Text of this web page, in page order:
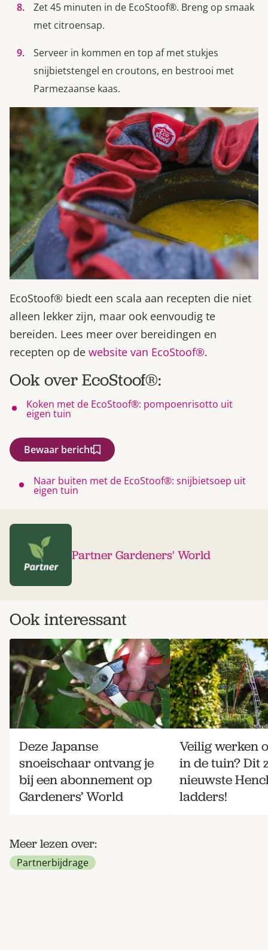
Zet 45 minuten in de EcoStoof®. Breng op smaak
met citroensap.
Serveer in kommen en top af met stukjes
snijbietstengel en croutons, en bestrooi met
Parmezaanse kaas.
EcoStoof® biedt een scala aan recepten die niet
alleen lekker zijn, maar ook eenvoudig te
bereiden. Lees meer over bereidingen en
recepten op de website van EcoStoof®.
Ook over EcoStoof®:
Koken met de EcoStoof®: pompoenrisotto uit
eigen tuin
Bewaar bericht
Naar buiten met de EcoStoof®: snijbietsoep uit
eigen tuin
Partner Gardeners' World
Ook interessant
Deze Japanse
snoeischaar ontvang je
bij een abonnement op
Gardeners’ World
Veilig werken
in de tuin? Dit
nieuwste
ladders!
Meer lezen over:
Partnerbijdrage